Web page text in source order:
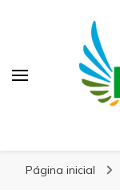
Página inicial